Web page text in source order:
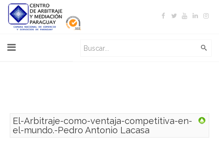
El-Arbitraje-como-ventaja-competitiva-en-
el-mundo.-Pedro Antonio Lacasa